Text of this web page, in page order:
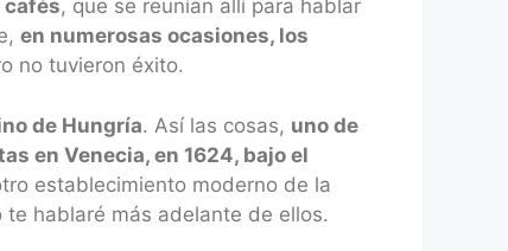
cafés, que se reunían allí para hablar
en numerosas ocasiones, los
no tuvieron éxito.
de Hungría. Así las cosas, uno de
en Venecia, en 1624, bajo el
establecimiento moderno de la
hablaré más adelante de ellos.